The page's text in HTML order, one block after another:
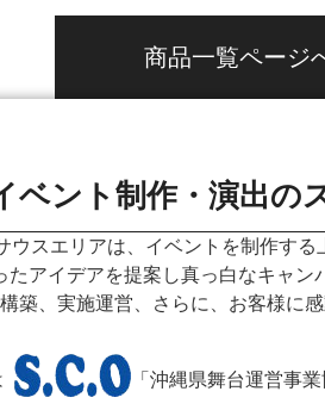
商品一覧ページ
ベント制作・演出の
ウスエリアは、イベントを制作する
たアイデアを提案し真っ白なキャン
築、実施運営、さらに、お客様に
「沖縄県舞台運営事業